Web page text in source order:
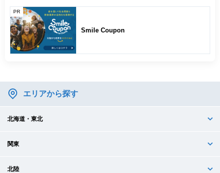
PR
Smile Coupon
エリアから探す
北海道・東北
関東
北陸